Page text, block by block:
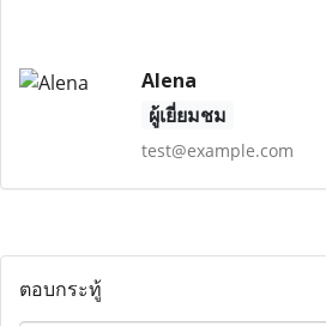
Alena
ผู้เยี่ยมชม
test@example.com
ตอบกระทู้